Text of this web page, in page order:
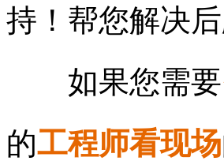
持！帮您解决后
如果您需要
的工程师看现场